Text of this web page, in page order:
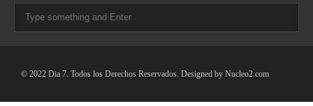
© 2022 Dia 7. Todos los Derechos Reservados. Designed by Nucleo2.com